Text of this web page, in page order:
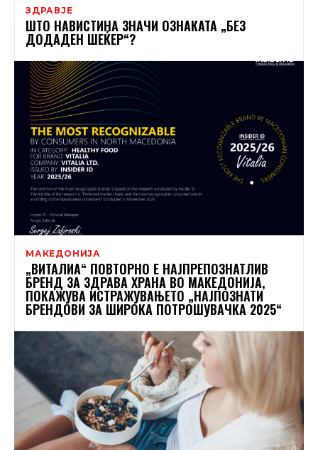
ЗДРАВЈЕ
ШТО НАВИСТИНА ЗНАЧИ ОЗНАКАТА „БЕЗ
ДОДАДЕН ШЕЌЕР“?
МАКЕДОНИЈА
„ВИТАЛИА“ ПОВТОРНО Е НАЈПРЕПОЗНАТЛИВ
БРЕНД ЗА ЗДРАВА ХРАНА ВО МАКЕДОНИЈА,
ПОКАЖУВА ИСТРАЖУВАЊЕТО „НАЈПОЗНАТИ
БРЕНДОВИ ЗА ШИРОКА ПОТРОШУВАЧКА 2025“